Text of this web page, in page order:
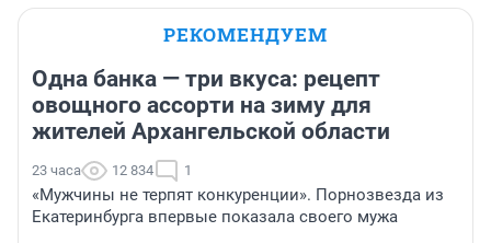
РЕКОМЕНДУЕМ
Одна банка — три вкуса: рецепт
овощного ассорти на зиму для
жителей Архангельской области
23 часа 12 834 1
«Мужчины не терпят конкуренции». Порнозвезда из
Екатеринбурга впервые показала своего мужа